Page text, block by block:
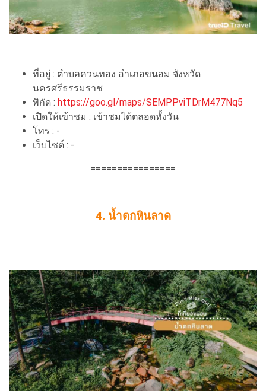
ที่อยู่ : ตำบลควนทอง อำเภอขนอม จังหวัด
นครศรีธรรมราช
พิกัด : https://goo.gl/maps/SEMPPviTDrM477Nq5
เปิดให้เข้าชม : เข้าชมได้ตลอดทั้งวัน
โทร : -
เว็บไซต์ : -
================
4. น้ำตกหินลาด